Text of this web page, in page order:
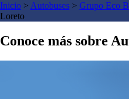
Inicio > Autobuses > Grupo Eco
Loreto
Conoce más sobre